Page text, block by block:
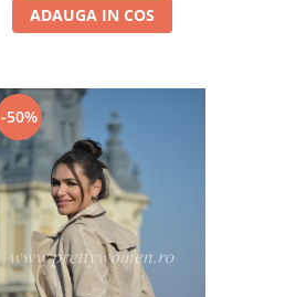
ADAUGA IN COS
-50%